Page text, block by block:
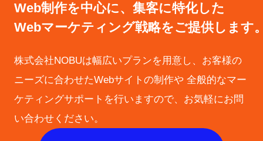
Web制作を中心に、集客に特化した
Webマーケティング戦略をご提供します
株式会社NOBUは幅広いプランを用意し、お客様の
ニーズに合わせたWebサイトの制作や 全般的なマー
ケティングサポートを行いますので、お気軽にお問
い合わせください。